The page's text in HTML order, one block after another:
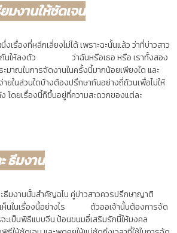
มงานให้ชัดเจน
เรื่องที่หลีกเลี่ยงไม่ได้ เพราะฉะนั้นแล้ว ว่าที่บ่าวสาว
นี้กันให้ลงตัว ว่าฉันหรือเธอ หรือ เราทั้งสอง
มาณในการจัดงานในครั้งนี้มากน้อยเพียงใด และ
ยในส่วนใดบ้างต้องปรึกษากันอย่างถี่ถ้วนเพื่อไม่ให้
โดยเรื่องนี้ก็ขึ้นอยู่ที่ความสะดวกของแต่ละ
ธีมงาน
งานนั้นสำคัญฉไน คู่บ่าวสาวควรปรึกษาญาติ
ห็นในเรื่องนี้อย่างไร ตัวออเจ้านั้นต้องการจัด
จะเป็นพิธีแบบจีน ป้อนขนมอี๋เสริมรักนี้ให้มงคล